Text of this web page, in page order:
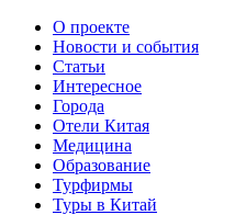
О проекте
Новости и события
Статьи
Интересное
Города
Отели Китая
Медицина
Образование
Турфирмы
Туры в Китай